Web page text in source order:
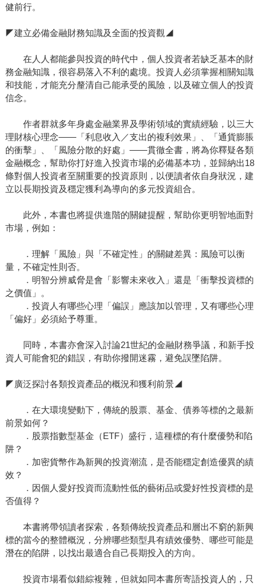
健前行。
◤建立必備金融財務知識及全面的投資觀◢
在人人都能參與投資的時代中，個人投資者若缺乏基本的財
務金融知識，很容易落入不利的處境。投資人必須掌握相關知識
和技能，才能充分釐清自己能承受的風險，以及確立個人的投資
信念。
作者群就多年身處金融業界及學術領域的實績經驗，以三大
理財核心理念——「利息收入／支出的複利效果」、「通貨膨脹
的衝擊」、「風險分散的好處」——貫徹全書，將為你釋疑各類
金融概念，幫助你打好進入投資市場的必備基本功，並歸納出18
條對個人投資者至關重要的投資原則，以便讀者依自身狀況，建
立以長期投資及穩定獲利為導向的多元投資組合。
此外，本書也將提供進階的關鍵提醒，幫助你更明智地面對
市場，例如：
．理解「風險」與「不確定性」的關鍵差異：風險可以衡
量，不確定性則否。
．明智分辨威脅是會「影響未來收入」還是「衝擊投資標的
之價值」。
．投資人有哪些心理「偏誤」應該加以管理，又有哪些心理
「偏好」必須給予尊重。
同時，本書亦會深入討論21世紀的金融財務爭議，和新手投
資人可能會犯的錯誤，有助你撥開迷霧，避免誤墜陷阱。
◤廣泛探討各類投資產品的概況和獲利前景◢
．在大環境變動下，傳統的股票、基金、債券等標的之最新
前景如何？
．股票指數型基金（ETF）盛行，這種標的有什麼優勢和陷
阱？
．加密貨幣作為新興的投資潮流，是否能穩定創造優異的績
效？
．因個人愛好投資而流動性低的藝術品或愛好性投資標的是
否值得？
本書將帶領讀者探索，各類傳統投資產品和層出不窮的新興
標的當今的整體概況，分辨哪些類型具有績效優勢、哪些可能是
潛在的陷阱，以找出最適合自己長期投入的方向。
投資市場看似錯綜複雜，但就如同本書所寄語投資人的，只